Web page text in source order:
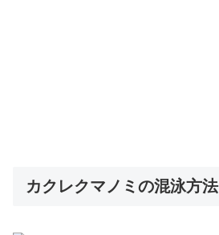
カクレクマノミの混泳方法